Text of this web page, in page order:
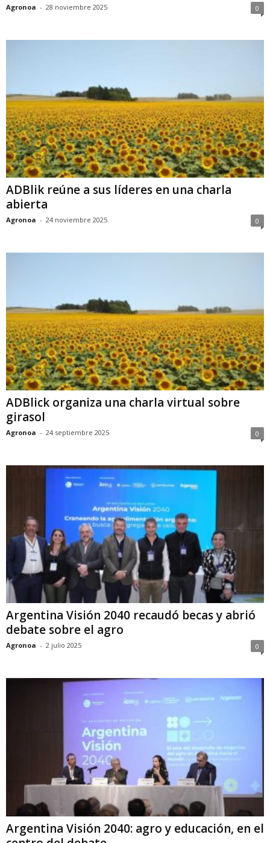
Agronoa - 28 noviembre 2025 0
ADBlik reúne a sus líderes en una charla
abierta
Agronoa - 24 noviembre 2025 0
ADBlick organiza una charla virtual sobre
girasol
Agronoa - 24 septiembre 2025 0
Argentina Visión 2040 recaudó becas y abrió
debate sobre el agro
Agronoa - 2 julio 2025 0
Argentina Visión 2040: agro y educación, en el